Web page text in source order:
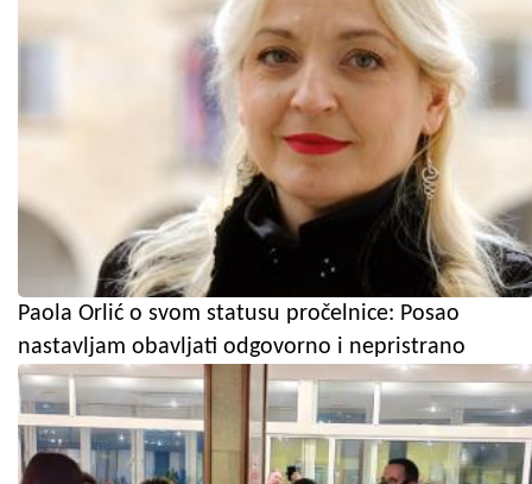
Paola Orlić o svom statusu pročelnice: Posao
nastavljam obavljati odgovorno i nepristrano